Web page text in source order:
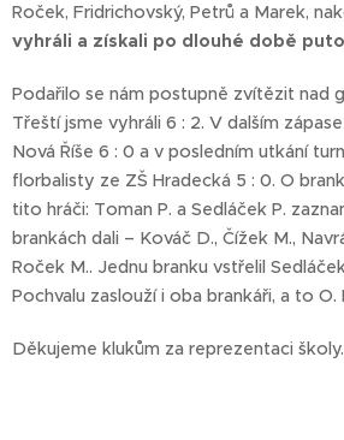
Roček, Fridrichovský, Petrů a Marek,
vyhráli a získali po dlouhé době
Podařilo se nám postupně zvítězit nad
Třeští jsme vyhráli 6 : 2. V dalším
Nová Říše 6 : 0 a v posledním utkání
florbalisty ze ZŠ Hradecká 5 : 0. O
tito hráči: Toman P. a Sedláček P.
brankách dali – Kováč D., Čížek M.,
Roček M.. Jednu branku vstřelil
Pochvalu zaslouží i oba brankáři, a to O.
Děkujeme klukům za reprezentaci školy.